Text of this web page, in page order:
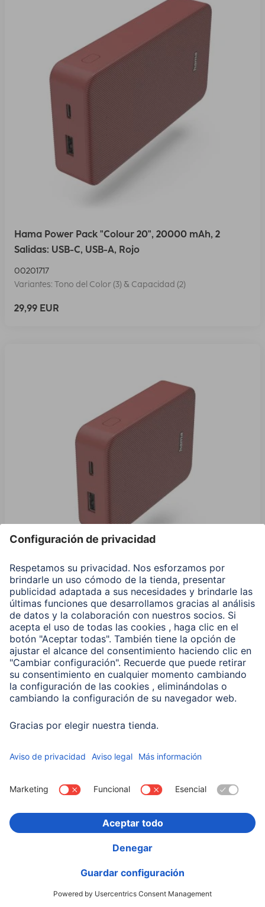
Hama Power Pack "Colour 20", 20000 mAh, 2
Salidas: USB-C, USB-A, Rojo
00201717
Variantes: Tono del Color (3) & Capacidad (2)
29,99 EUR
Hama Power Pack "Color 10", 10000 mAh, 2 Salidas:
USB-C, USB-A, Rojo
00201714
Variantes: Tono del Color (3) & Capacidad (2)
19,99 EUR